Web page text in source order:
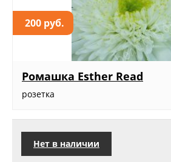
200 руб.
Ромашка Esther Read
розетка
Нет в наличии